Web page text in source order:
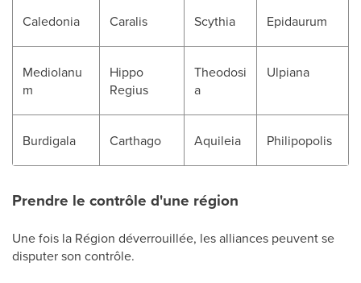
Caledonia Caralis Scythia Epidaurum
Mediolanu
m
Hippo
Regius
Theodosi
a
Ulpiana
Burdigala Carthago Aquileia Philipopolis
Prendre le contrôle d'une région
Une fois la Région déverrouillée, les alliances peuvent se
disputer son contrôle.